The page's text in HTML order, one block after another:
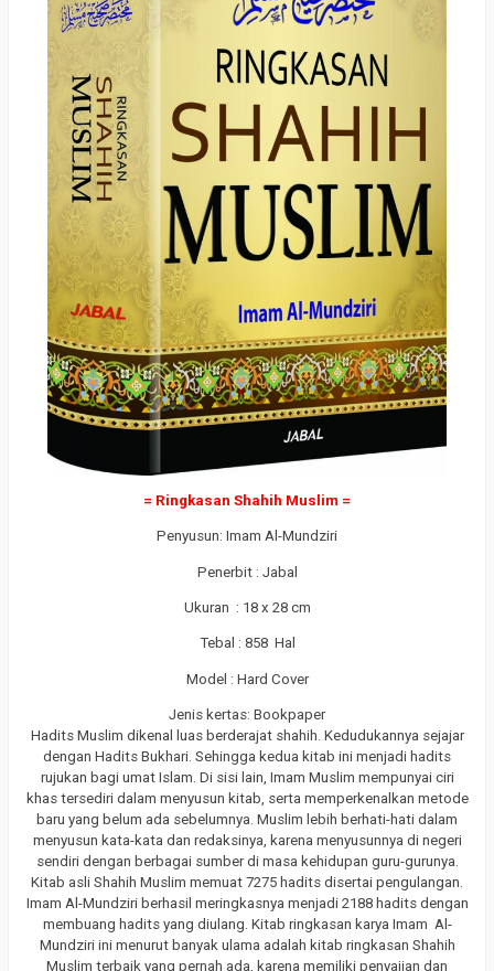
= Ringkasan Shahih Muslim =
Penyusun: Imam Al-Mundziri
Penerbit : Jabal
Ukuran : 18 x 28 cm
Tebal : 858 Hal
Model : Hard Cover
Jenis kertas: Bookpaper
Hadits Muslim dikenal luas berderajat shahih. Kedudukannya sejajar
dengan Hadits Bukhari. Sehingga kedua kitab ini menjadi hadits
rujukan bagi umat Islam. Di sisi lain, Imam Muslim mempunyai ciri
khas tersediri dalam menyusun kitab, serta memperkenalkan metode
baru yang belum ada sebelumnya. Muslim lebih berhati-hati dalam
menyusun kata-kata dan redaksinya, karena menyusunnya di negeri
sendiri dengan berbagai sumber di masa kehidupan guru-gurunya.
Kitab asli Shahih Muslim memuat 7275 hadits disertai pengulangan.
Imam Al-Mundziri berhasil meringkasnya menjadi 2188 hadits dengan
membuang hadits yang diulang. Kitab ringkasan karya Imam Al-
Mundziri ini menurut banyak ulama adalah kitab ringkasan Shahih
Muslim terbaik yang pernah ada, karena memiliki penyajian dan